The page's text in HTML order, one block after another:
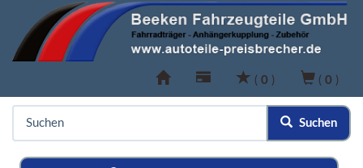
( 0 ) ( 0 )
Suchen